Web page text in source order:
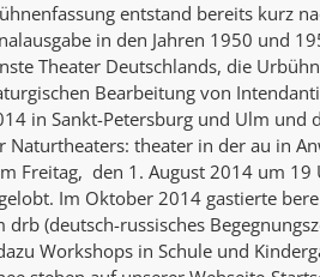
entstand bereits kurz
in den Jahren 1950 und
Theater Deutschlands, die
Bearbeitung von
in Sankt-Petersburg und Ulm und
theater in der au in
Freitag, den 1. August 2014 um
Im Oktober 2014 gastierte
(deutsch-russisches
Workshops in Schule und